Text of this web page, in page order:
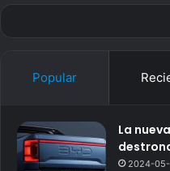
Popular
La
2024-